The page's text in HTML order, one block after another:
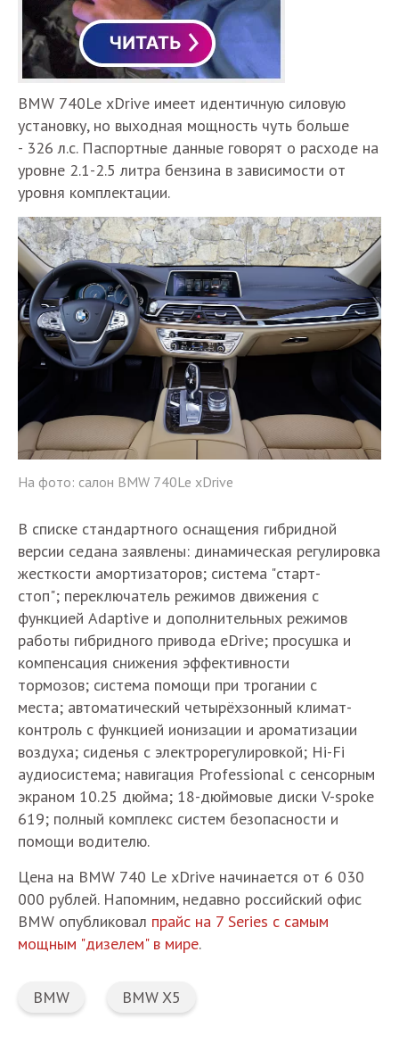
BMW 740Le xDrive имеет идентичную силовую
установку, но выходная мощность чуть больше
- 326 л.с. Паспортные данные говорят о расходе на
уровне 2.1-2.5 литра бензина в зависимости от
уровня комплектации.
На фото: салон BMW 740Le xDrive
В списке стандартного оснащения гибридной
версии седана заявлены: динамическая регулировка
жесткости амортизаторов; система "старт-
стоп"; переключатель режимов движения с
функцией Adaptive и дополнительных режимов
работы гибридного привода eDrive; просушка и
компенсация снижения эффективности
тормозов; система помощи при трогании с
места; автоматический четырёхзонный климат-
контроль с функцией ионизации и ароматизации
воздуха; сиденья с электрорегулировкой; Hi-Fi
аудиосистема; навигация Professional с сенсорным
экраном 10.25 дюйма; 18-дюймовые диски V-spoke
619; полный комплекс систем безопасности и
помощи водителю.
Цена на BMW 740 Le xDrive начинается от 6 030
000 рублей. Напомним, недавно российский офис
BMW опубликовал прайс на 7 Series с самым
мощным "дизелем" в мире.
BMW BMW X5